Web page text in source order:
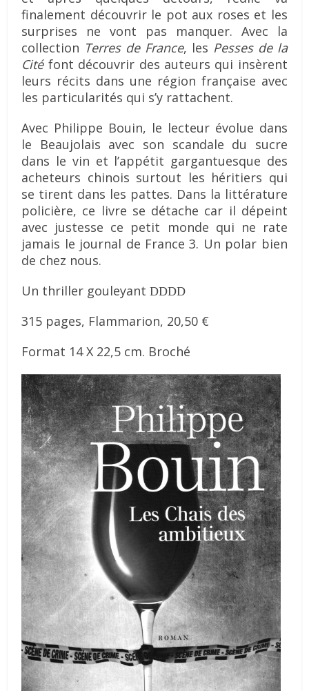
finalement découvrir le pot aux roses et les
surprises ne vont pas manquer. Avec la
collection Terres de France, les Pesses de la
Citéfont découvrir des auteurs qui insèrent
leurs récits dans une région française avec
les particularités qui s’y rattachent.
Avec Philippe Bouin, le lecteur évolue dans
le Beaujolais avec son scandale du sucre
dans le vin et l’appétit gargantuesque des
acheteurs chinois surtout les héritiers qui
se tirent dans les pattes. Dans la littérature
policière, ce livre se détache car il dépeint
avec justesse ce petit monde qui ne rate
jamais le journal de France 3. Un polar bien
de chez nous.
Un thriller gouleyantDDDD
315 pages, Flammarion, 20,50 €
Format 14 X 22,5 cm. Broché